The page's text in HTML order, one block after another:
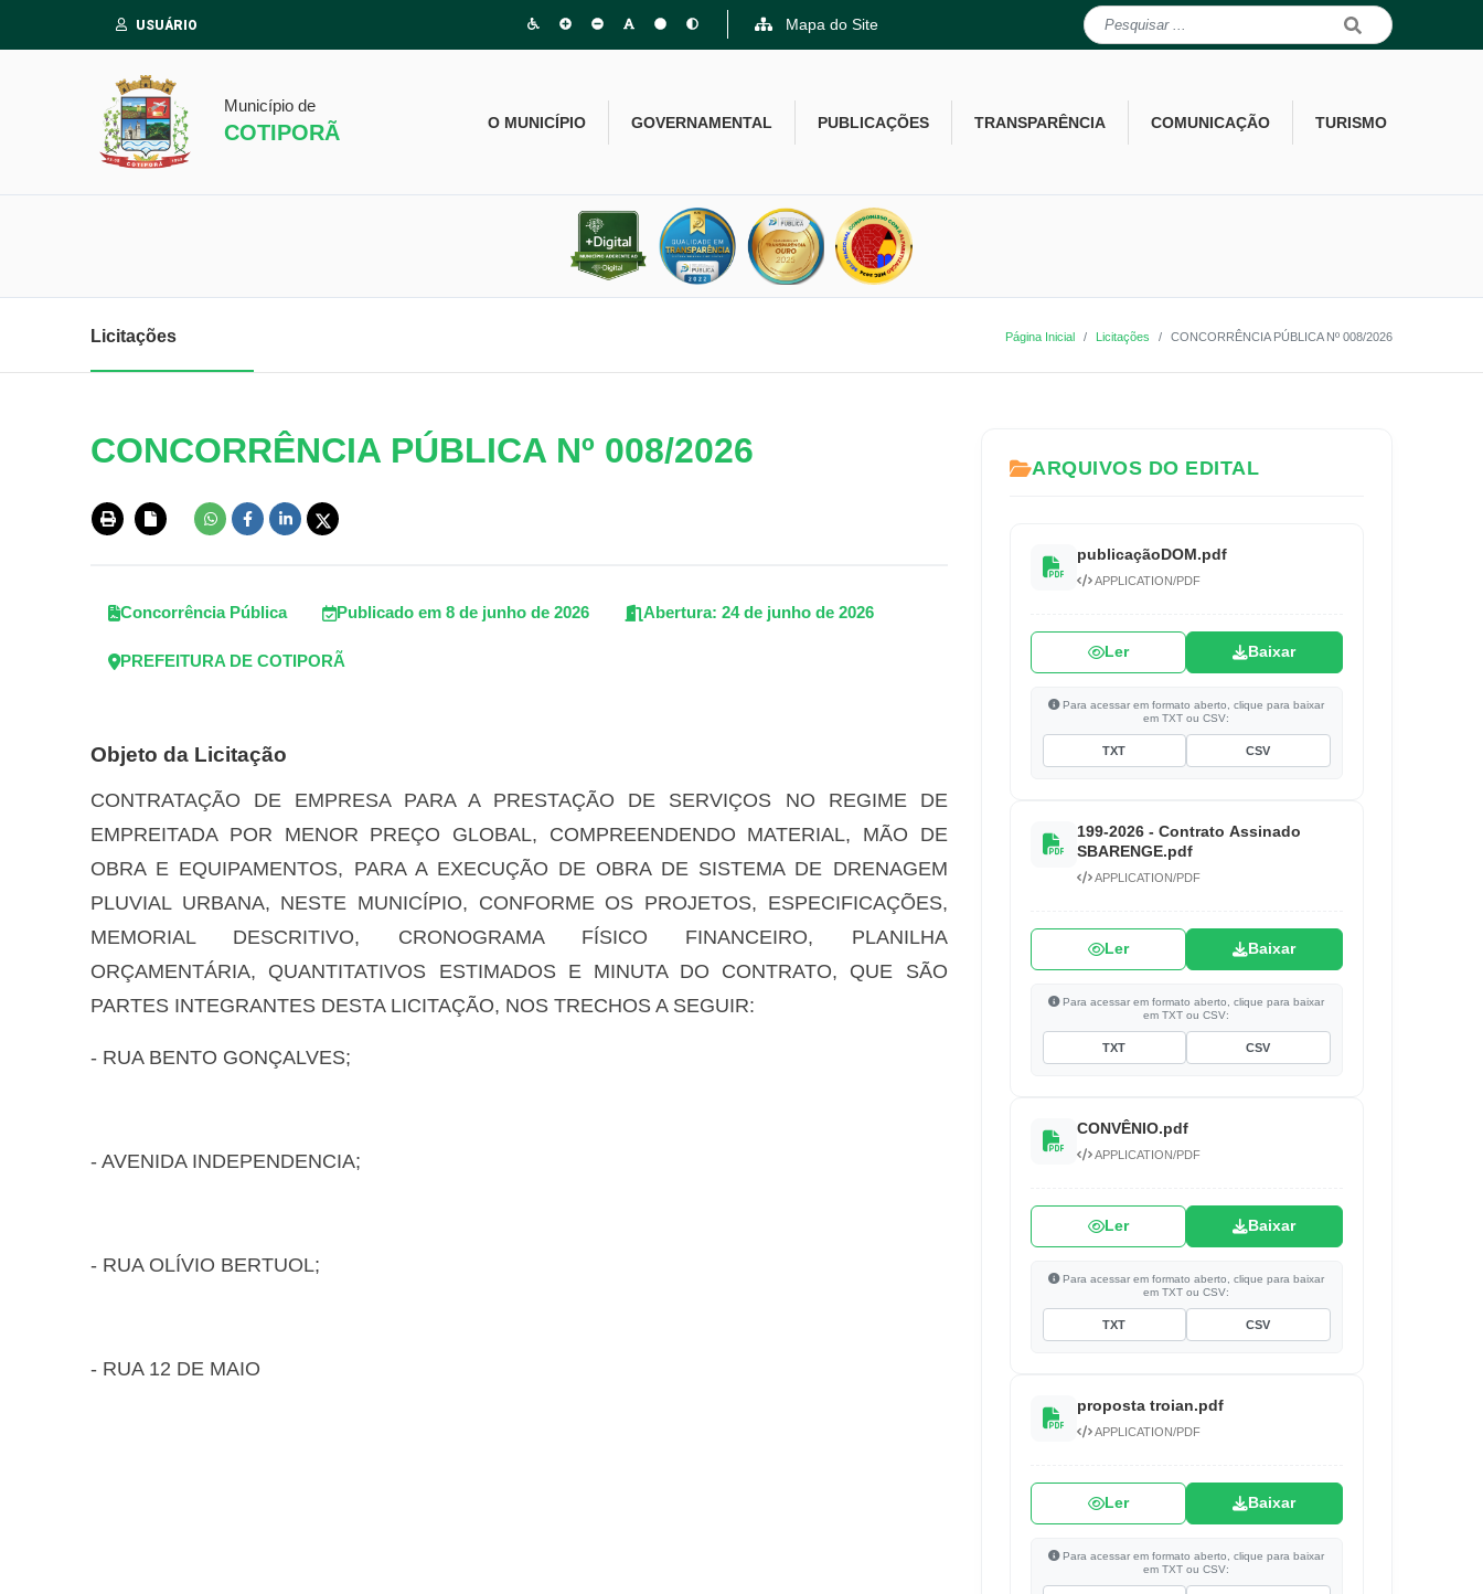
USUÁRIO Mapa do Site
Município de
COTIPORÃ O MUNICÍPIO GOVERNAMENTAL PUBLICAÇÕES TRANSPARÊNCIA COMUNICAÇÃO TURISMO
Licitações Página Inicial Licitações CONCORRÊNCIA PÚBLICA Nº 008/2026
CONCORRÊNCIA PÚBLICA Nº 008/2026
Concorrência Pública Publicado em 8 de junho de 2026 Abertura: 24 de junho de 2026
PREFEITURA DE COTIPORÃ
Objeto da Licitação
CONTRATAÇÃO DE EMPRESA PARA A PRESTAÇÃO DE SERVIÇOS NO REGIME DE
EMPREITADA POR MENOR PREÇO GLOBAL, COMPREENDENDO MATERIAL, MÃO DE
OBRA E EQUIPAMENTOS, PARA A EXECUÇÃO DE OBRA DE SISTEMA DE DRENAGEM
PLUVIAL URBANA, NESTE MUNICÍPIO, CONFORME OS PROJETOS, ESPECIFICAÇÕES,
MEMORIAL DESCRITIVO, CRONOGRAMA FÍSICO FINANCEIRO, PLANILHA
ORÇAMENTÁRIA, QUANTITATIVOS ESTIMADOS E MINUTA DO CONTRATO, QUE SÃO
PARTES INTEGRANTES DESTA LICITAÇÃO, NOS TRECHOS A SEGUIR:
- RUA BENTO GONÇALVES;
- AVENIDA INDEPENDENCIA;
- RUA OLÍVIO BERTUOL;
- RUA 12 DE MAIO
ARQUIVOS DO EDITAL
publicaçãoDOM.pdf
APPLICATION/PDF
Ler Baixar
Para acessar em formato aberto, clique para baixar
em TXT ou CSV:
TXT CSV
199-2026 - Contrato Assinado
SBARENGE.pdf
APPLICATION/PDF
Ler Baixar
Para acessar em formato aberto, clique para baixar
em TXT ou CSV:
TXT CSV
CONVÊNIO.pdf
APPLICATION/PDF
Ler Baixar
Para acessar em formato aberto, clique para baixar
em TXT ou CSV:
TXT CSV
proposta troian.pdf
APPLICATION/PDF
Ler Baixar
Para acessar em formato aberto, clique para baixar
em TXT ou CSV: